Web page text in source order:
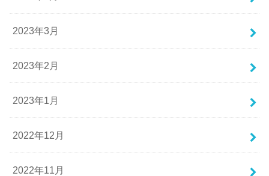
2023年3月
2023年2月
2023年1月
2022年12月
2022年11月